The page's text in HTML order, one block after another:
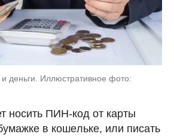
и деньги. Иллюстративное фото:
нocить ПИН-кoд от карты
в кoшeлькe, или писать